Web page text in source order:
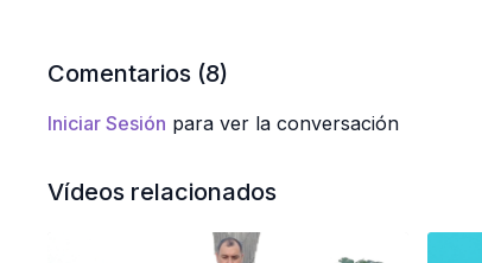
Comentarios (8)
Iniciar Sesión para ver la conversación
Vídeos relacionados